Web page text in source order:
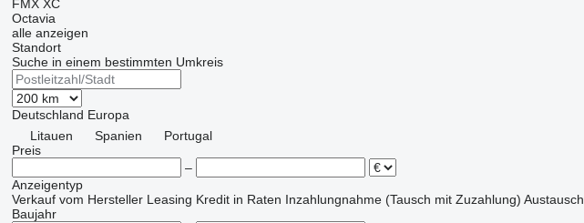
FMX XC
Octavia
alle anzeigen
Standort
Suche in einem bestimmten Umkreis
Deutschland Europa
Litauen
Spanien
Portugal
Preis
–
Anzeigentyp
Verkauf vom Hersteller Leasing Kredit in Raten Inzahlungnahme (Tausch mit Zuzahlung) Austausch
Baujahr